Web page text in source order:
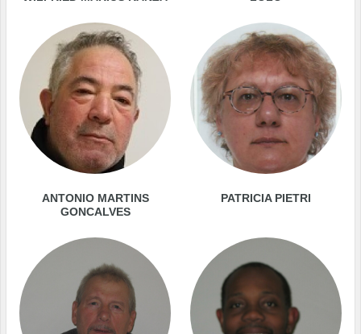
ANTONIO MARTINS
GONCALVES
PATRICIA PIETRI